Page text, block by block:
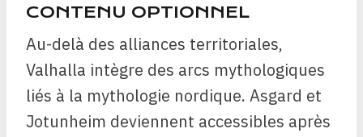
CONTENU OPTIONNEL
Au-delà des alliances territoriales,
Valhalla intègre des arcs mythologiques
liés à la mythologie nordique. Asgard et
Jotunheim deviennent accessibles après